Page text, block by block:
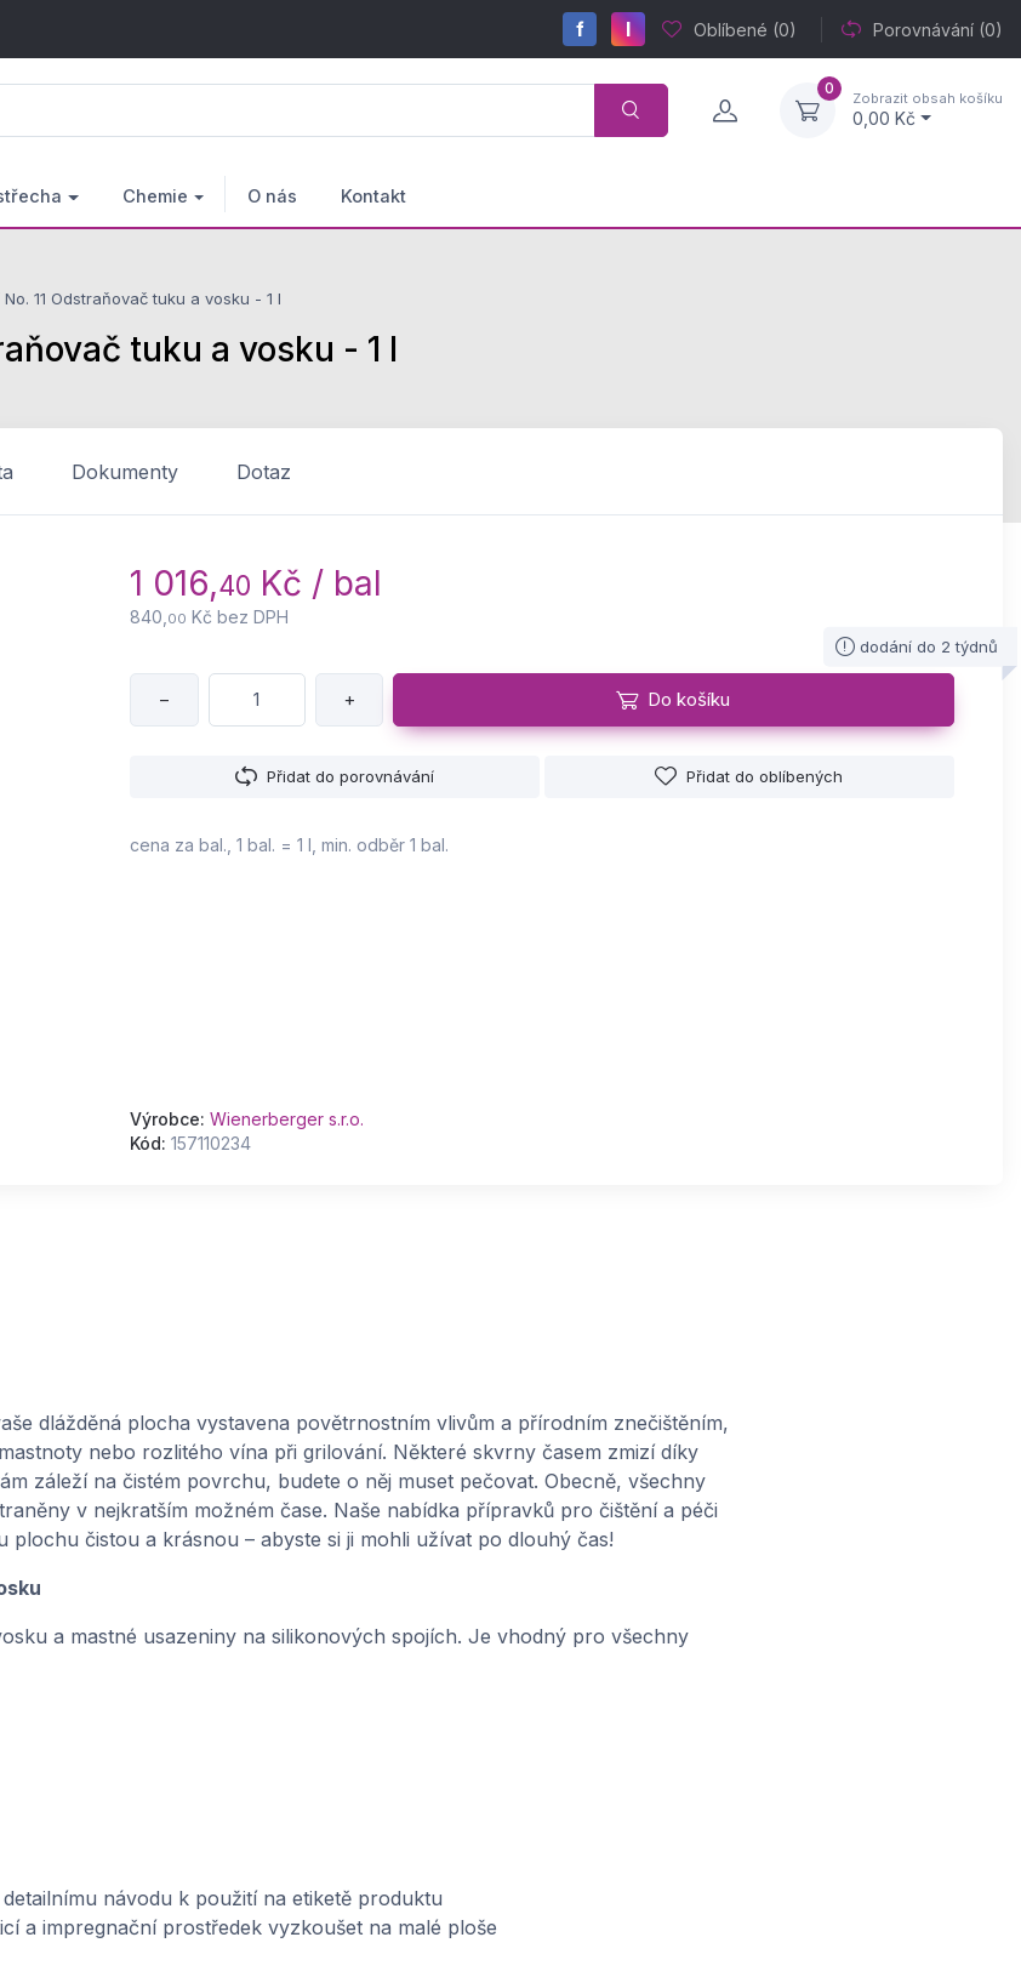
f I Oblíbené (0) Porovnávání (0)
0
Zobrazit obsah košíku
0,00 Kč
Chemie O nás Kontakt
No. 11 Odstraňovač tuku a vosku - 1 l
tuku a vosku - 1 l
Dokumenty Dotaz
1 016,40 Kč / bal
840, 00 Kč bez DPH
dodání do 2 týdnů
− + Do košíku
Přidat do porovnávání Přidat do oblíbených
cena za bal., 1 bal. = 1 l, min. odběr 1 bal.
Výrobce: Wienerberger s.r.o.
Kód: 157110234
dlážděná plocha vystavena povětrnostním vlivům a přírodním znečištěním,
nebo rozlitého vína při grilování. Některé skvrny časem zmizí díky
záleží na čistém povrchu, budete o něj muset pečovat. Obecně, všechny
v nejkratším možném čase. Naše nabídka přípravků pro čištění a péči
plochu čistou a krásnou – abyste si ji mohli užívat po dlouhý čas!
a mastné usazeniny na silikonových spojích. Je vhodný pro všechny
návodu k použití na etiketě produktu
a impregnační prostředek vyzkoušet na malé ploše